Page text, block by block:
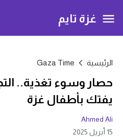
غزة تايم
الرئيسية Gaza Time
حصار وسوء تغذية..
يفتك بأطفال غزة
Ahmed Ali
15 أبريل 2025